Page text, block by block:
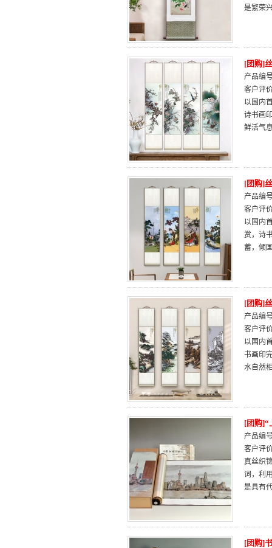
是繁荣
[团购]
产品编
客户评
以国内
诗书画
鲜活气
[团购]
产品编
客户评
以国内
赏，诗
蓄，倾
[团购]
产品编
客户评
以国内
书画印
水自然
[团购]“
产品编
客户评
真丝织
词，利
是具有
[团购]